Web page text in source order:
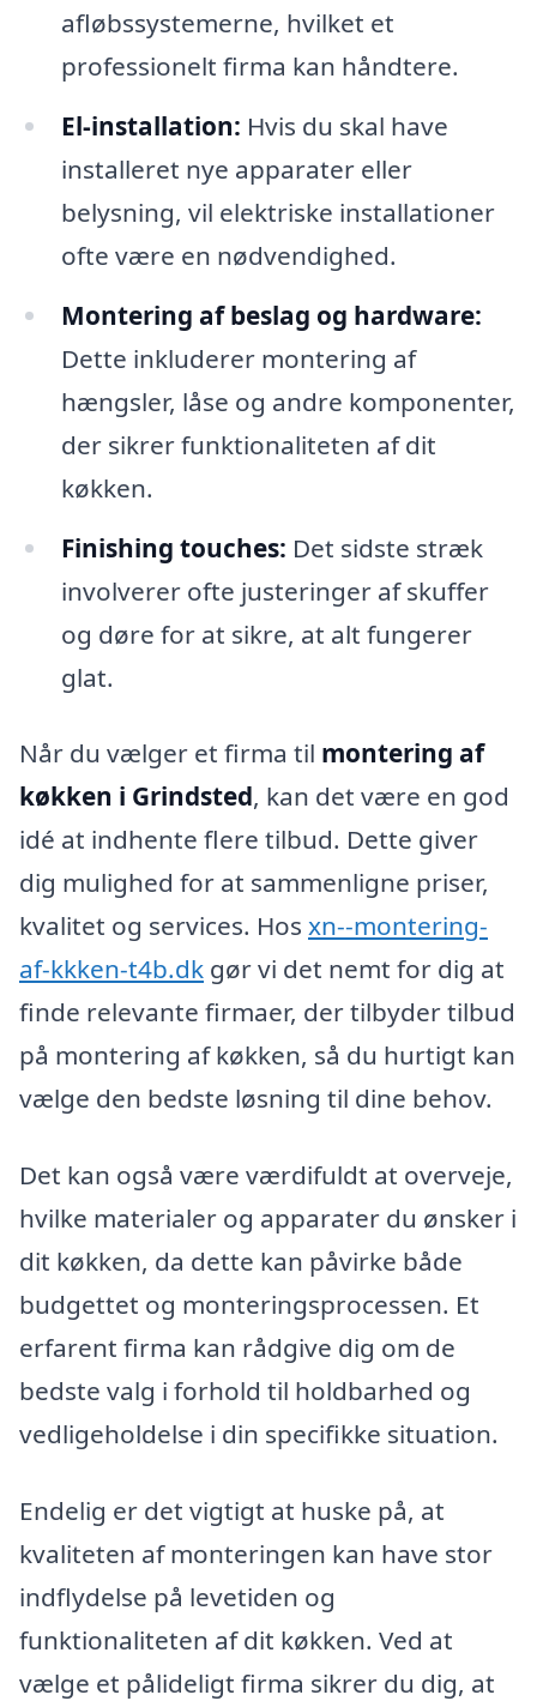
afløbssystemerne, hvilket et
professionelt firma kan håndtere.
El-installation: Hvis du skal have
installeret nye apparater eller
belysning, vil elektriske installationer
ofte være en nødvendighed.
Montering af beslag og hardware:
Dette inkluderer montering af
hængsler, låse og andre komponenter,
der sikrer funktionaliteten af dit
køkken.
Finishing touches: Det sidste stræk
involverer ofte justeringer af skuffer
og døre for at sikre, at alt fungerer
glat.
Når du vælger et firma til montering af
køkken i Grindsted, kan det være en god
idé at indhente flere tilbud. Dette giver
dig mulighed for at sammenligne priser,
kvalitet og services. Hos xn--montering-
af-kkken-t4b.dk gør vi det nemt for dig at
finde relevante firmaer, der tilbyder tilbud
på montering af køkken, så du hurtigt kan
vælge den bedste løsning til dine behov.
Det kan også være værdifuldt at overveje,
hvilke materialer og apparater du ønsker i
dit køkken, da dette kan påvirke både
budgettet og monteringsprocessen. Et
erfarent firma kan rådgive dig om de
bedste valg i forhold til holdbarhed og
vedligeholdelse i din specifikke situation.
Endelig er det vigtigt at huske på, at
kvaliteten af monteringen kan have stor
indflydelse på levetiden og
funktionaliteten af dit køkken. Ved at
vælge et pålideligt firma sikrer du dig, at